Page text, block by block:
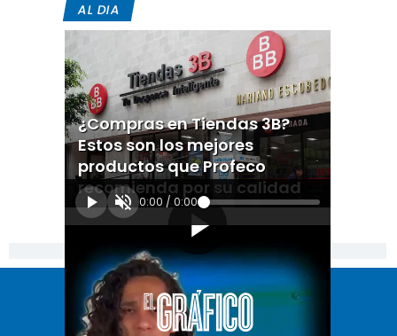
AL DIA
¿Compras en Tiendas 3B?
Estos son los mejores
productos que Profeco
recomienda por su calidad
0:00 / 0:00
[Publicidad]